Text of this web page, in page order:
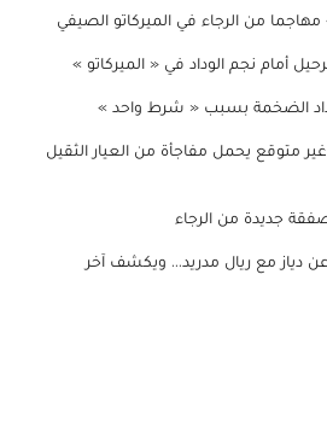
من الرجاء في الميركاتو الصيفي
أمام نجم الوداد في « الميركاتو »
الضخمة بسبب « شرط واحد »
متوقع يحمل مفاجأة من العيار الثقيل
جديدة من الرجاء
دياز مع ريال مدريد... ويكشف آخر